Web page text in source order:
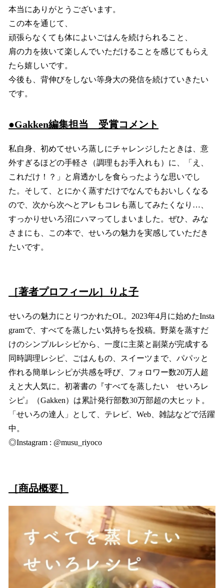
本当にありがとうございます。
この本を通じて、
頑張らなくても体によいごはんを続けられること、
肩の力を抜いて楽しんでいただけることを感じてもらえ
たら嬉しいです。
今後も、背伸びをしない等身大の発信を続けていきたい
です。
●Gakken編集担当 受賞コメント
私自身、初めてせいろ蒸しにチャレンジしたときは、意
外すぎるほどの手軽さ（調理もお手入れも）に、「え、
これだけ！？」と肩透かしを食らったような思いでし
た。そして、とにかく蒸すだけでなんでもおいしくなる
ので、次から次へとアレもコレも蒸してみたくなり…、
すっかりせいろ沼にハマってしまいました。ぜひ、みな
さまにも、この本で、せいろの魅力を実感していただき
たいです。
［著者プロフィール］りよ子
せいろの魅力にとりつかれたOL。2023年4月に始めたInsta
gramで、すべてを蒸したい気持ちを投稿。野菜を蒸すだ
けのシンプルレシピから、一度に主菜と副菜が完成する
同時調理レシピ、ごはんもの、スイーツまで、パパッと
作れる簡単レシピが共感を呼び、フォロワー数20万人超
えと大人気に。初著書の『すべてを蒸したい せいろレ
シピ』（Gakken）は累計発行部数30万部超の大ヒット。
「せいろの達人」として、テレビ、Web、雑誌などで活躍
中。
◎Instagram : @musu_riyoco
［商品概要］